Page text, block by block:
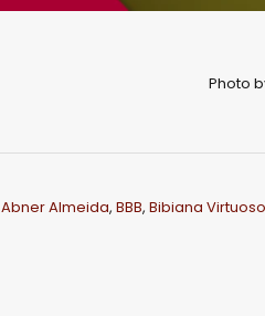
Photo
Abner Almeida, BBB, Bibiana Virtuoso